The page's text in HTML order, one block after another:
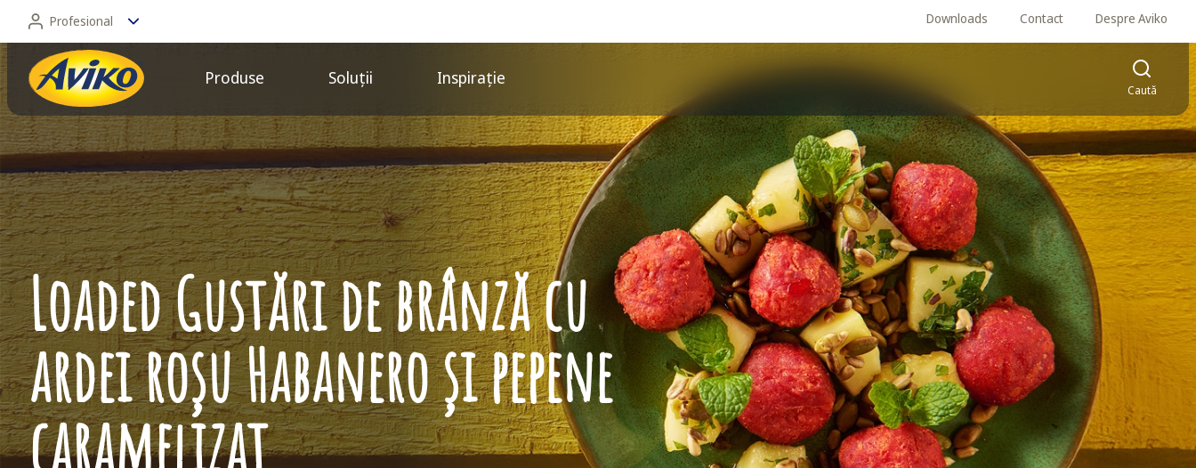
Profesional
Profesional
Consumator
Downloads Contact Despre Aviko
Produse Soluții Inspirație
Caută
Loaded Gustări de brânză cu
ardei roșu Habanero și pepene
caramelizat